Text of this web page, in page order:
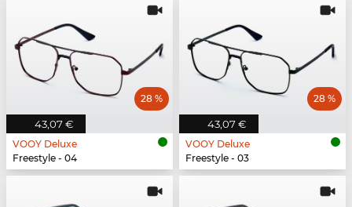
43,07 €
28 %
VOOY Deluxe
Freestyle - 04
43,07 €
28 %
VOOY Deluxe
Freestyle - 03